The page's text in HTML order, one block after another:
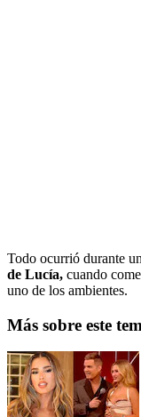
Todo ocurrió durante
de Lucía, cuando
uno de los ambientes.
Más sobre este